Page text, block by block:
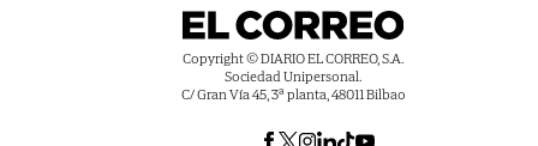
Copyright © DIARIO EL CORREO, S.A.
Sociedad Unipersonal.
C/ Gran Vía 45, 3ª planta, 48011 Bilbao